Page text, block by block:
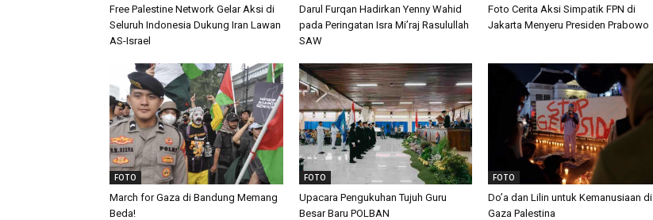
Free Palestine Network Gelar Aksi di
Seluruh Indonesia Dukung Iran Lawan
AS-Israel
Darul Furqan Hadirkan Yenny Wahid
pada Peringatan Isra Mi’raj Rasulullah
SAW
Foto Cerita Aksi Simpatik FPN di
Jakarta Menyeru Presiden Prabowo
FOTO
March for Gaza di Bandung Memang
Beda!
FOTO
Upacara Pengukuhan Tujuh Guru
Besar Baru POLBAN
FOTO
Do’a dan Lilin untuk Kemanusiaan di
Gaza Palestina